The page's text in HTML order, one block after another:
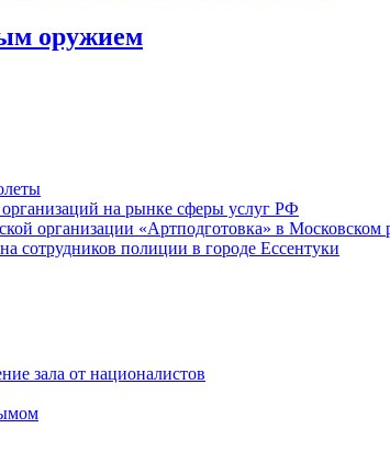
оружием
на рынке сферы услуг РФ
организации «Артподготовка» в Московском
сотрудников полиции в городе Ессентуки
зала от националистов